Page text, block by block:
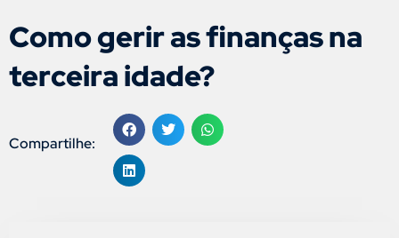
Como gerir as finanças na
terceira idade?
Compartilhe: